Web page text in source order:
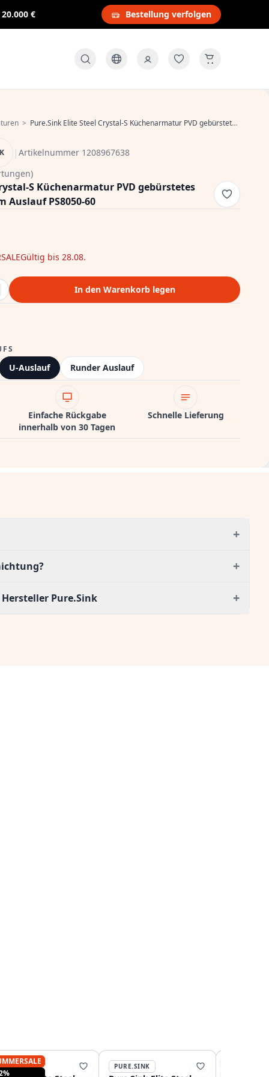
20.000 € Bestellung verfolgen
> Pure.Sink Elite Steel Crystal-S Küchenarmatur PVD gebürstetes Gold mit ausziehbarem Auslauf PS8050-60
| Artikelnummer 1208967638
S Küchenarmatur PVD gebürstetes
Auslauf PS8050-60
Gültig bis 28.08.
In den Warenkorb legen
U-Auslauf Runder Auslauf
Einfache Rückgabe
innerhalb von 30 Tagen
Schnelle Lieferung
+
+
Pure.Sink +
PURE.SINK